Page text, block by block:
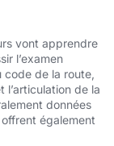
vont apprendre
l’examen
code de la route,
l’articulation de la
données
également